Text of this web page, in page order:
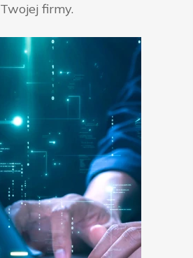
Twojej firmy.